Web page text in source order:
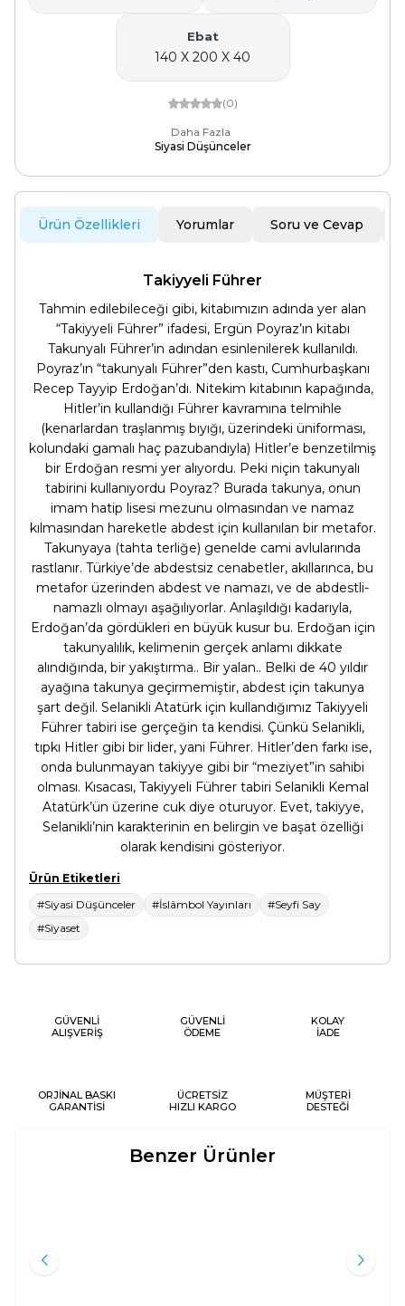
Ebat
140 X 200 X 40
(0)
Daha Fazla
Siyasi Düşünceler
Ürün Özellikleri Yorumlar Soru ve Cevap
Takiyyeli Führer
Tahmin edilebileceği gibi, kitabımızın adında yer alan
“Takiyyeli Führer” ifadesi, Ergün Poyraz’ın kitabı
Takunyalı Führer’in adından esinlenilerek kullanıldı.
Poyraz’ın “takunyalı Führer”den kastı, Cumhurbaşkanı
Recep Tayyip Erdoğan’dı. Nitekim kitabının kapağında,
Hitler’in kullandığı Führer kavramına telmihle
(kenarlardan traşlanmış bıyığı, üzerindeki üniforması,
kolundaki gamalı haç pazubandıyla) Hitler’e benzetilmiş
bir Erdoğan resmi yer alıyordu. Peki niçin takunyalı
tabirini kullanıyordu Poyraz? Burada takunya, onun
imam hatip lisesi mezunu olmasından ve namaz
kılmasından hareketle abdest için kullanılan bir metafor.
Takunyaya (tahta terliğe) genelde cami avlularında
rastlanır. Türkiye’de abdestsiz cenabetler, akıllarınca, bu
metafor üzerinden abdest ve namazı, ve de abdestli-
namazlı olmayı aşağılıyorlar. Anlaşıldığı kadarıyla,
Erdoğan’da gördükleri en büyük kusur bu. Erdoğan için
takunyalılık, kelimenin gerçek anlamı dikkate
alındığında, bir yakıştırma.. Bir yalan.. Belki de 40 yıldır
ayağına takunya geçirmemiştir, abdest için takunya
şart değil. Selanikli Atatürk için kullandığımız Takiyyeli
Führer tabiri ise gerçeğin ta kendisi. Çünkü Selanikli,
tıpkı Hitler gibi bir lider, yani Führer. Hitler’den farkı ise,
onda bulunmayan takiyye gibi bir “meziyet”in sahibi
olması. Kısacası, Takiyyeli Führer tabiri Selanikli Kemal
Atatürk’ün üzerine cuk diye oturuyor. Evet, takiyye,
Selanikli’nin karakterinin en belirgin ve başat özelliği
olarak kendisini gösteriyor.
Ürün Etiketleri
#Siyasi Düşünceler
#İslâmbol Yayınları
#Seyfi Say
#Siyaset
GÜVENLİ
ALIŞVERİŞ
GÜVENLİ
ÖDEME
KOLAY
İADE
ORJİNAL BASKI
GARANTİSİ
ÜCRETSİZ
HIZLI KARGO
MÜŞTERİ
DESTEĞİ
Benzer Ürünler